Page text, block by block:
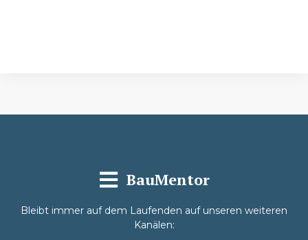
BauMentor
Bleibt immer auf dem Laufenden auf unseren weiteren
Kanälen: